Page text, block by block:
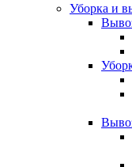
Уборка и